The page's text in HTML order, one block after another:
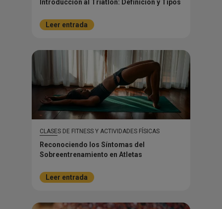
Introducción al Triatlón: Definición y Tipos
Leer entrada
CLASES DE FITNESS Y ACTIVIDADES FÍSICAS
Reconociendo los Síntomas del
Sobreentrenamiento en Atletas
Leer entrada